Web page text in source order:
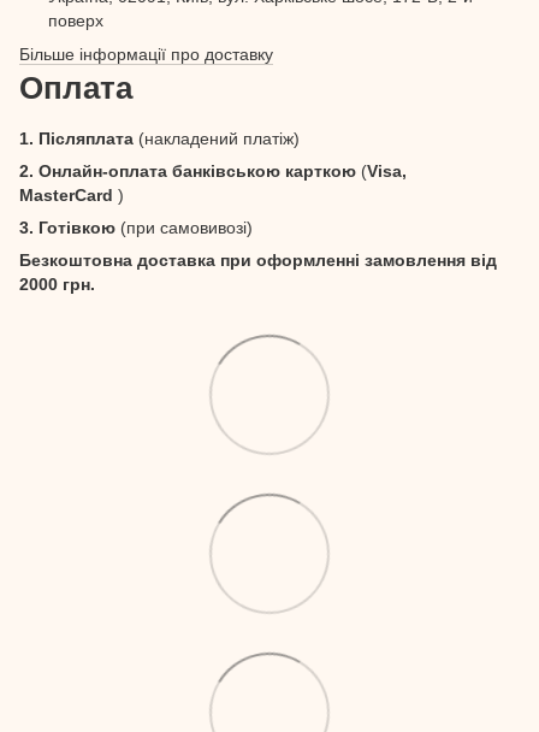
поверх
Більше інформації про доставку
Оплата
1. Післяплата (накладений платіж)
2. Онлайн-оплата банківською карткою (Visa,
MasterCard )
3. Готівкою (при самовивозі)
Безкоштовна доставка при оформленні замовлення від
2000 грн.